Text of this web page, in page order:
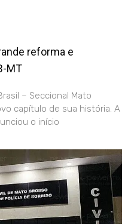
reforma e
MT
– Seccional Mato
capítulo de sua história. A
o início